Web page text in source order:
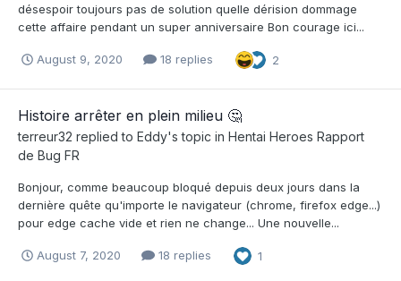
désespoir toujours pas de solution quelle dérision dommage
cette affaire pendant un super anniversaire Bon courage ici...
August 9, 2020 18 replies 2
Histoire arrêter en plein milieu 🤔
terreur32 replied to Eddy's topic in Hentai Heroes Rapport
de Bug FR
Bonjour, comme beaucoup bloqué depuis deux jours dans la
dernière quête qu'importe le navigateur (chrome, firefox edge...)
pour edge cache vide et rien ne change... Une nouvelle...
August 7, 2020 18 replies 1